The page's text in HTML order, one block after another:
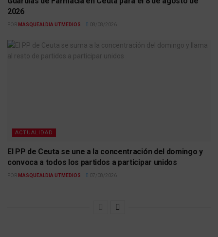
2026
POR MASQUEALDIA UTMEDIOS 08/08/2026
ACTUALIDAD
El PP de Ceuta se une a la concentración del domingo y
convoca a todos los partidos a participar unidos
POR MASQUEALDIA UTMEDIOS 07/08/2026